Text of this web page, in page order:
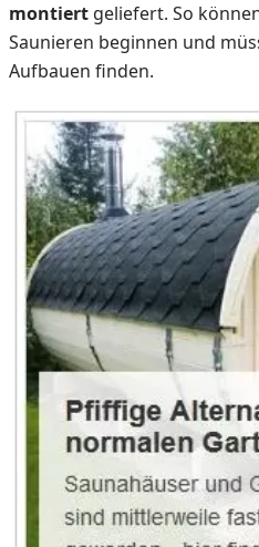
montiert geliefert. So
Saunieren beginnen und
Aufbauen finden.